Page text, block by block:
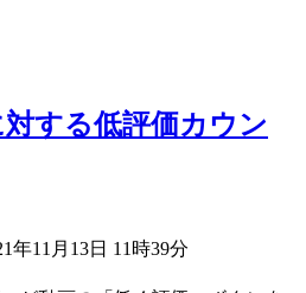
対する低評価カウン
年11月13日 11時39分